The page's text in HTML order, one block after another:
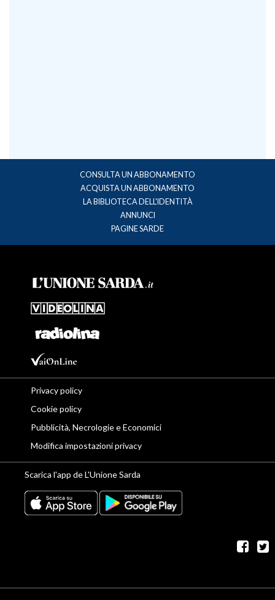
CONSULTA UN ABBONAMENTO
ACQUISTA UN ABBONAMENTO
LA BIBLIOTECA DELL'IDENTITÀ
ANNUNCI
PAGINE SARDE
Privacy policy
Cookie policy
Pubblicità, Necrologie e Economici
Modifica impostazioni privacy
Scarica l'app de L'Unione Sarda